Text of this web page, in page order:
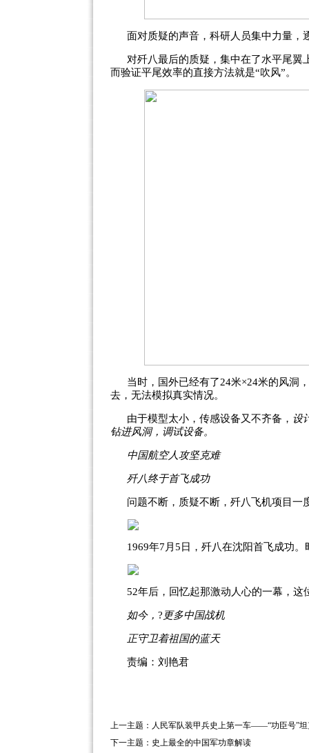
面对质疑的声音，科研人员集中力量
对歼八最后的质疑，集中在了水平尾
而验证平尾效率的直接方法就是“吹风”。
当时，国外已经有了24米×24米的风洞
去，无法模拟真实情况。
由于模型太小，传感设备又不齐备， 设
钻进风洞，调试设备。
中国航空人攻坚克难
歼八终于首飞成功
问题不断，质疑不断，歼八飞机项目
1969年7月5日，歼八在沈阳首飞成功
52年后，回忆起那激动人心的一幕，
如今，? 更多中国战机
正守卫着祖国的蓝天
责编：刘艳君
上一主题： 人民军队装甲兵史上第一车——“功臣号”
下一主题： 史上最全的中国军功章解读